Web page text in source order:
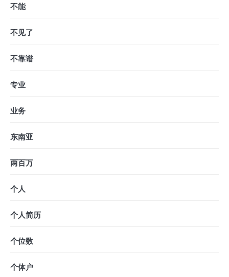
不能
不见了
不靠谱
专业
业务
东南亚
两百万
个人
个人简历
个位数
个体户